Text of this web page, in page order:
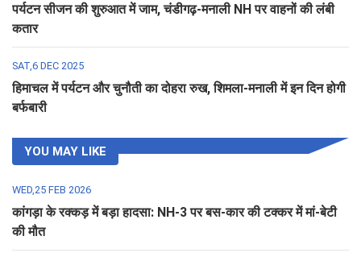
पर्यटन सीजन की शुरुआत में जाम, चंडीगढ़-मनाली NH पर वाहनों की लंबी
कतार
SAT,6 DEC 2025
हिमाचल में पर्यटन और चुनौती का दोहरा रुख, शिमला-मनाली में इन दिन होगी
बर्फबारी
YOU MAY LIKE
WED,25 FEB 2026
कांगड़ा के रक्कड़ में बड़ा हादसा: NH-3 पर बस-कार की टक्कर में मां-बेटी
की मौत